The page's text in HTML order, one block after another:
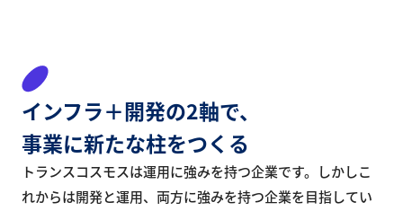
インフラ＋開発の2軸で、
事業に新たな柱をつくる
トランスコスモスは運用に強みを持つ企業です。しかしこ
れからは開発と運用、両方に強みを持つ企業を目指してい